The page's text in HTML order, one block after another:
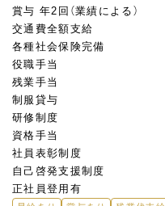
賞与 年2回（業績による）
交通費全額支給
各種社会保険完備
役職手当
残業手当
制服貸与
研修制度
資格手当
社員表彰制度
自己啓発支援制度
正社員登用有